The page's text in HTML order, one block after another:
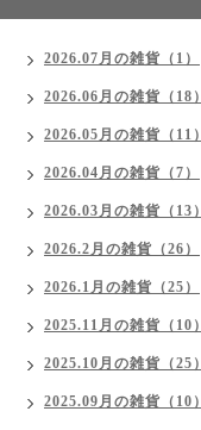
2026.07月の雑貨（1）
2026.06月の雑貨（18）
2026.05月の雑貨（11）
2026.04月の雑貨（7）
2026.03月の雑貨（13）
2026.2月の雑貨（26）
2026.1月の雑貨（25）
2025.11月の雑貨（10）
2025.10月の雑貨（25）
2025.09月の雑貨（10）